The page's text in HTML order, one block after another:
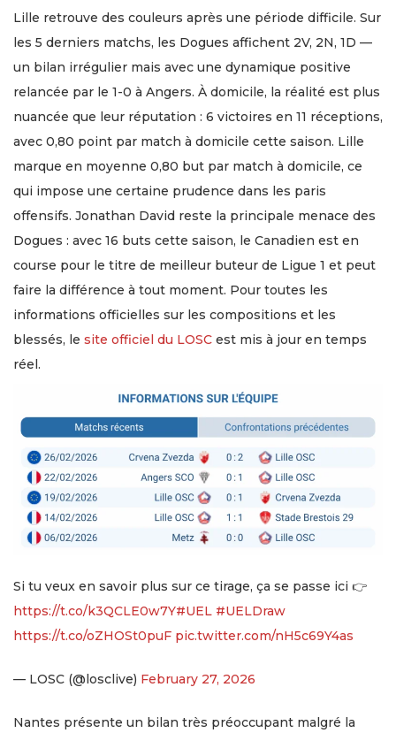
Lille retrouve des couleurs après une période difficile. Sur
les 5 derniers matchs, les Dogues affichent 2V, 2N, 1D —
un bilan irrégulier mais avec une dynamique positive
relancée par le 1-0 à Angers. À domicile, la réalité est plus
nuancée que leur réputation : 6 victoires en 11 réceptions,
avec 0,80 point par match à domicile cette saison. Lille
marque en moyenne 0,80 but par match à domicile, ce
qui impose une certaine prudence dans les paris
offensifs. Jonathan David reste la principale menace des
Dogues : avec 16 buts cette saison, le Canadien est en
course pour le titre de meilleur buteur de Ligue 1 et peut
faire la différence à tout moment. Pour toutes les
informations officielles sur les compositions et les
blessés, le site officiel du LOSC est mis à jour en temps
réel.
Si tu veux en savoir plus sur ce tirage, ça se passe ici 👉
https://t.co/k3QCLE0w7Y#UEL #UELDraw
https://t.co/oZHOSt0puF pic.twitter.com/nH5c69Y4as
— LOSC (@losclive) February 27, 2026
Nantes présente un bilan très préoccupant malgré la